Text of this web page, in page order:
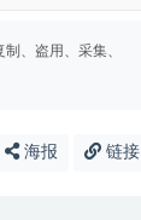
、盗用、采集、
海报 链接